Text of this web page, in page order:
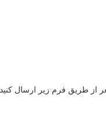
از طریق فرم زیر ارسال کنید.